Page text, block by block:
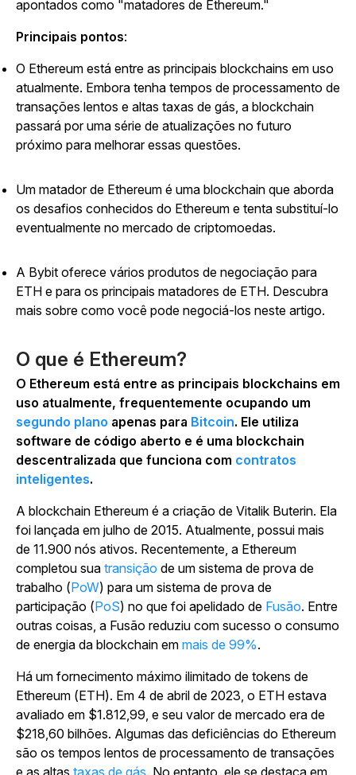
apontados como "matadores de Ethereum."
Principais pontos:
O Ethereum está entre as principais blockchains em uso
atualmente. Embora tenha tempos de processamento de
transações lentos e altas taxas de gás, a blockchain
passará por uma série de atualizações no futuro
próximo para melhorar essas questões.
Um matador de Ethereum é uma blockchain que aborda
os desafios conhecidos do Ethereum e tenta substituí-lo
eventualmente no mercado de criptomoedas.
A Bybit oferece vários produtos de negociação para
ETH e para os principais matadores de ETH. Descubra
mais sobre como você pode negociá-los neste artigo.
O que é Ethereum?
O Ethereum está entre as principais blockchains em
uso atualmente, frequentemente ocupando um
segundo plano apenas para Bitcoin. Ele utiliza
software de código aberto e é uma blockchain
descentralizada que funciona com contratos
inteligentes.
A blockchain Ethereum é a criação de Vitalik Buterin. Ela
foi lançada em julho de 2015. Atualmente, possui mais
de 11.900 nós ativos. Recentemente, a Ethereum
completou sua transição de um sistema de prova de
trabalho (PoW) para um sistema de prova de
participação (PoS) no que foi apelidado de Fusão. Entre
outras coisas, a Fusão reduziu com sucesso o consumo
de energia da blockchain em mais de 99%.
Há um fornecimento máximo ilimitado de tokens de
Ethereum (ETH). Em 4 de abril de 2023, o ETH estava
avaliado em $1.812,99, e seu valor de mercado era de
$218,60 bilhões. Algumas das deficiências do Ethereum
são os tempos lentos de processamento de transações
e as altas taxas de gás. No entanto, ele se destaca em